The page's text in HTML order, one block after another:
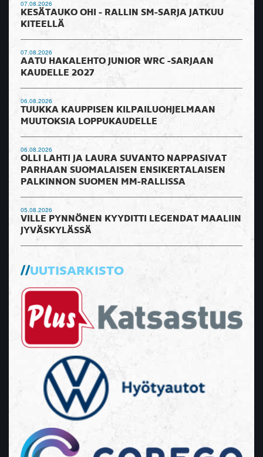
07.08.2026
KESÄTAUKO OHI - RALLIN SM-SARJA JATKUU
KITEELLÄ
07.08.2026
AATU HAKALEHTO JUNIOR WRC -SARJAAN
KAUDELLE 2027
06.08.2026
TUUKKA KAUPPISEN KILPAILUOHJELMAAN
MUUTOKSIA LOPPUKAUDELLE
06.08.2026
OLLI LAHTI JA LAURA SUVANTO NAPPASIVAT
PARHAAN SUOMALAISEN ENSIKERTALAISEN
PALKINNON SUOMEN MM-RALLISSA
05.08.2026
VILLE PYNNÖNEN KYYDITTI LEGENDAT MAALIIN
JYVÄSKYLÄSSÄ
UUTISARKISTO